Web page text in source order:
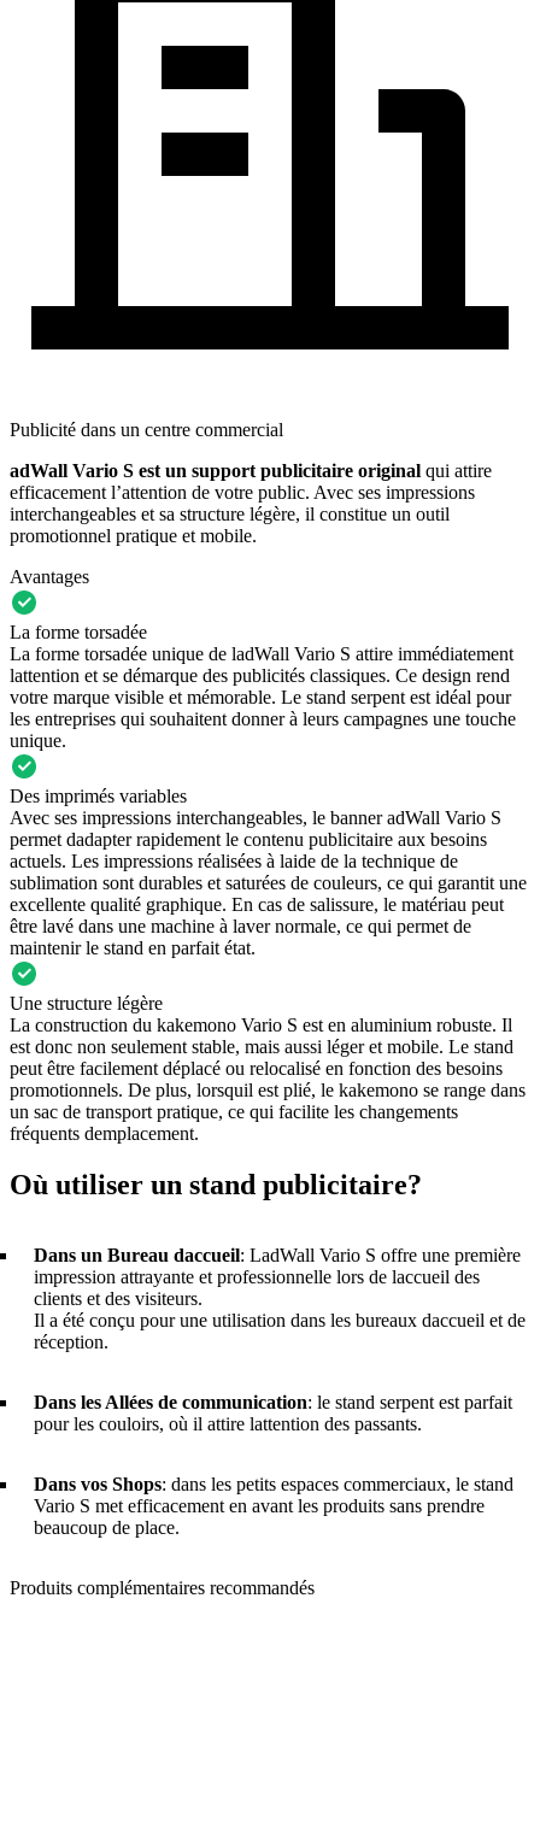
Publicité dans un centre commercial
adWall Vario S est un support publicitaire original qui attire
efficacement l’attention de votre public. Avec ses impressions
interchangeables et sa structure légère, il constitue un outil
promotionnel pratique et mobile.
Avantages
La forme torsadée
La forme torsadée unique de ladWall Vario S attire immédiatement
lattention et se démarque des publicités classiques. Ce design rend
votre marque visible et mémorable. Le stand serpent est idéal pour
les entreprises qui souhaitent donner à leurs campagnes une touche
unique.
Des imprimés variables
Avec ses impressions interchangeables, le banner adWall Vario S
permet dadapter rapidement le contenu publicitaire aux besoins
actuels. Les impressions réalisées à laide de la technique de
sublimation sont durables et saturées de couleurs, ce qui garantit une
excellente qualité graphique. En cas de salissure, le matériau peut
être lavé dans une machine à laver normale, ce qui permet de
maintenir le stand en parfait état.
Une structure légère
La construction du kakemono Vario S est en aluminium robuste. Il
est donc non seulement stable, mais aussi léger et mobile. Le stand
peut être facilement déplacé ou relocalisé en fonction des besoins
promotionnels. De plus, lorsquil est plié, le kakemono se range dans
un sac de transport pratique, ce qui facilite les changements
fréquents demplacement.
Où utiliser un stand publicitaire?
Dans un Bureau daccueil: LadWall Vario S offre une première
impression attrayante et professionnelle lors de laccueil des
clients et des visiteurs.
Il a été conçu pour une utilisation dans les bureaux daccueil et de
réception.
Dans les Allées de communication: le stand serpent est parfait
pour les couloirs, où il attire lattention des passants.
Dans vos Shops: dans les petits espaces commerciaux, le stand
Vario S met efficacement en avant les produits sans prendre
beaucoup de place.
Produits complémentaires recommandés